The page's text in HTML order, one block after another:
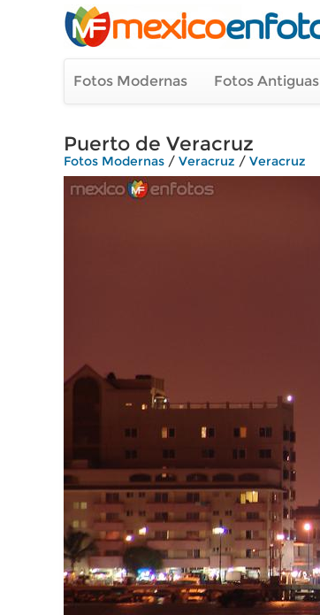
Fotos Modernas Fotos Antiguas
Puerto de Veracruz
Fotos Modernas / Veracruz / Veracruz